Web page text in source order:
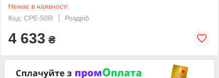
Немає в наявності
Код: CPE-50R
Роздріб
4 633 ₴